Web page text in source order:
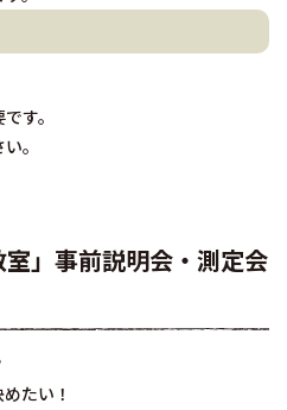
す。
。
」事前説明会・測定会
たい！